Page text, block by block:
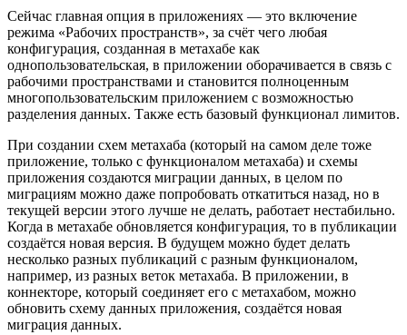
Сейчас главная опция в приложениях — это включение
режима «Рабочих пространств», за счёт чего любая
конфигурация, созданная в метахабе как
однопользовательская, в приложении оборачивается в связь с
рабочими пространствами и становится полноценным
многопользовательским приложением с возможностью
разделения данных. Также есть базовый функционал лимитов.
При создании схем метахаба (который на самом деле тоже
приложение, только с функционалом метахаба) и схемы
приложения создаются миграции данных, в целом по
миграциям можно даже попробовать откатиться назад, но в
текущей версии этого лучше не делать, работает нестабильно.
Когда в метахабе обновляется конфигурация, то в публикации
создаётся новая версия. В будущем можно будет делать
несколько разных публикаций с разным функционалом,
например, из разных веток метахаба. В приложении, в
коннекторе, который соединяет его с метахабом, можно
обновить схему данных приложения, создаётся новая
миграция данных.